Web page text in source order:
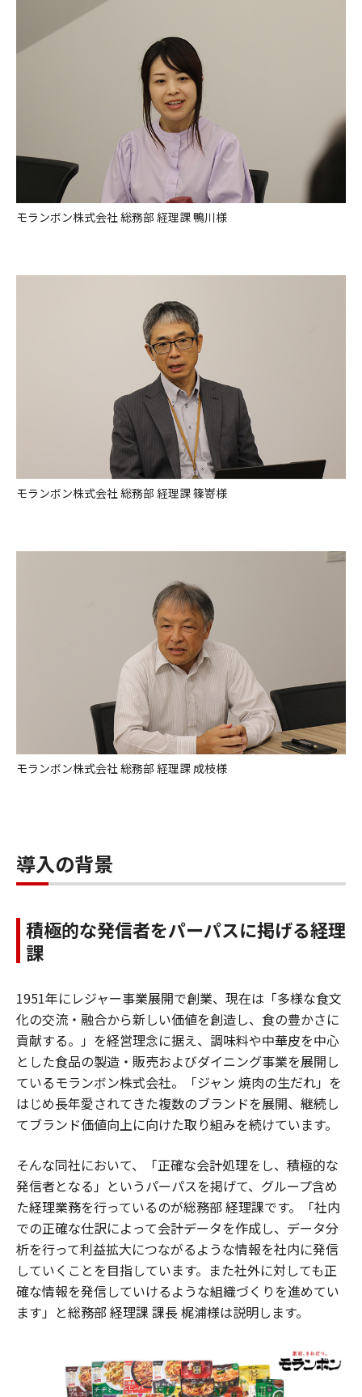
モランボン株式会社 総務部 経理課 鴨川様
モランボン株式会社 総務部 経理課 篠嵜様
モランボン株式会社 総務部 経理課 成枝様
導入の背景
積極的な発信者をパーパスに掲げる経理
課
1951年にレジャー事業展開で創業、現在は「多様な食文
化の交流・融合から新しい価値を創造し、食の豊かさに
貢献する。」を経営理念に据え、調味料や中華皮を中心
とした食品の製造・販売およびダイニング事業を展開し
ているモランボン株式会社。「ジャン 焼肉の生だれ」を
はじめ長年愛されてきた複数のブランドを展開、継続し
てブランド価値向上に向けた取り組みを続けています。
そんな同社において、「正確な会計処理をし、積極的な
発信者となる」というパーパスを掲げて、グループ含め
た経理業務を行っているのが総務部 経理課です。「社内
での正確な仕訳によって会計データを作成し、データ分
析を行って利益拡大につながるような情報を社内に発信
していくことを目指しています。また社外に対しても正
確な情報を発信していけるような組織づくりを進めてい
ます」と総務部 経理課 課長 梶浦様は説明します。